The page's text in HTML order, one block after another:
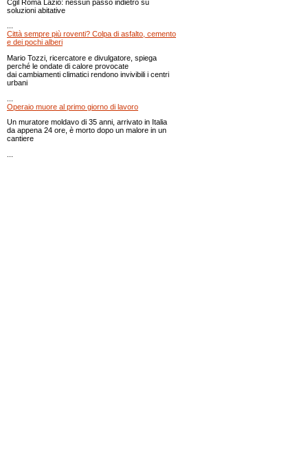
Cgil Roma Lazio: nessun passo indietro su
soluzioni abitative
...
Città sempre più roventi? Colpa di asfalto, cemento
e dei pochi alberi
Mario Tozzi, ricercatore e divulgatore, spiega
perché le ondate di calore provocate
dai cambiamenti climatici rendono invivibili i centri
urbani
Operaio muore al primo giorno di lavoro
Un muratore moldavo di 35 anni, arrivato in Italia
da appena 24 ore, è morto dopo un malore in un
cantiere